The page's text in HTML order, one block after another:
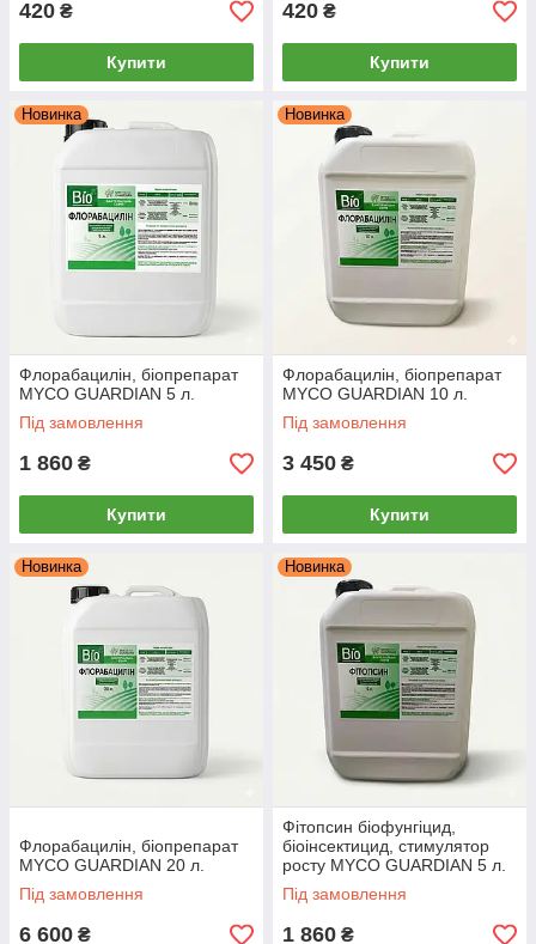
420 ₴
Купити
420 ₴
Купити
Новинка
Флорабацилін, біопрепарат
MYCO GUARDIAN 5 л.
Під замовлення
1 860 ₴
Купити
Новинка
Флорабацилін, біопрепарат
MYCO GUARDIAN 10 л.
Під замовлення
3 450 ₴
Купити
Новинка
Флорабацилін, біопрепарат
MYCO GUARDIAN 20 л.
Під замовлення
6 600 ₴
Новинка
Фітопсин біофунгіцид,
біоінсектицид, стимулятор
росту MYCO GUARDIAN 5 л.
Під замовлення
1 860 ₴